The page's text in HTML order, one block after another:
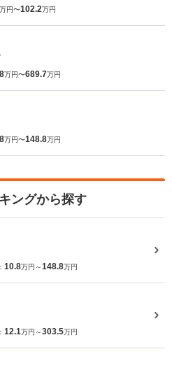
万円〜102.2万円
万円〜689.7万円
万円〜148.8万円
ングから探す
10.8万円～148.8万円
12.1万円～303.5万円